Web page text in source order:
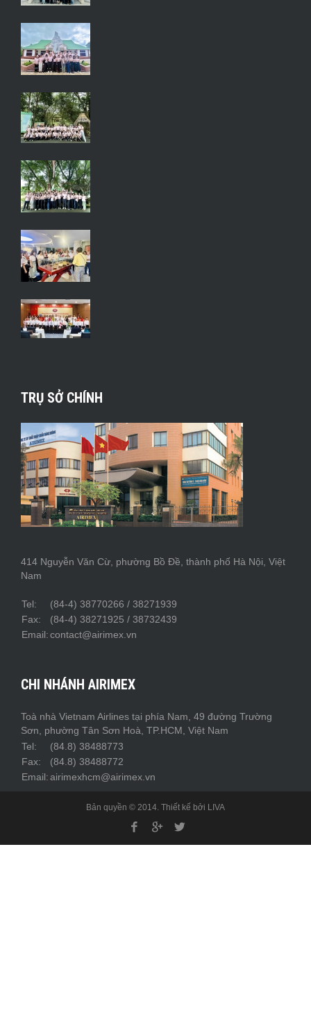
TRỤ SỞ CHÍNH
414 Nguyễn Văn Cừ, phường Bồ Đề, thành phố Hà Nội, Việt
Nam
Tel:
(84-4) 38770266 / 38271939
Fax:
(84-4) 38271925 / 38732439
Email:contact@airimex.vn
CHI NHÁNH AIRIMEX
Toà nhà Vietnam Airlines tại phía Nam, 49 đường Trường
Sơn, phường Tân Sơn Hoà, TP.HCM, Việt Nam
Tel:
(84.8) 38488773
Fax:
(84.8) 38488772
Email:airimexhcm@airimex.vn
Bản quyền © 2014. Thiết kế bởi LIVA